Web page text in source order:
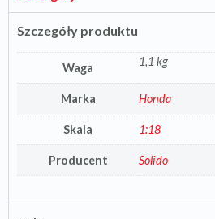
Szczegóły produktu
Waga 1,1 kg
Marka Honda
Skala 1:18
Producent Solido